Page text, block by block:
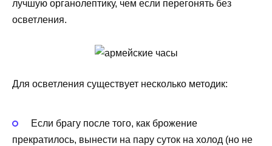
лучшую органолептику, чем если перегонять без
осветления.
Для осветления существует несколько методик:
Если брагу после того, как брожение
прекратилось, вынести на пару суток на холод (но не